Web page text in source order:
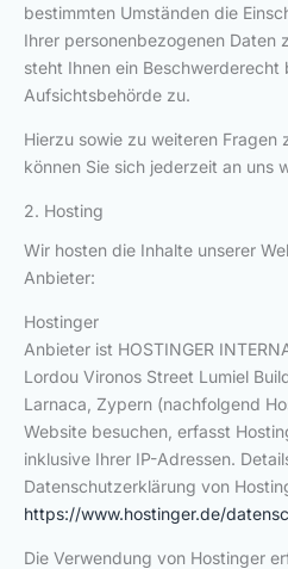
bestimmten Umständen die
Ihrer personenbezogenen Daten
steht Ihnen ein
Aufsichtsbehörde zu.
Hierzu sowie zu weiteren Fragen
können Sie sich jederzeit an uns
2. Hosting
Wir hosten die Inhalte unserer
Anbieter:
Hostinger
Anbieter ist HOSTINGER
Lordou Vironos Street Lumiel
Larnaca, Zypern (nachfolgend
Website besuchen, erfasst
inklusive Ihrer IP-Adressen.
Datenschutzerklärung von
https://www.hostinger.de/
Die Verwendung von Hostinger